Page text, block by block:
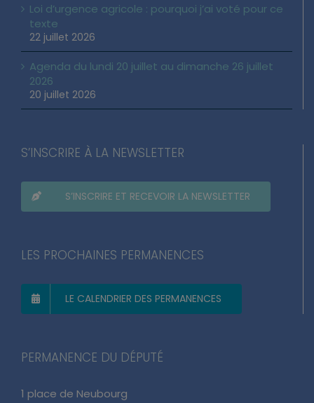
Loi d’urgence agricole : pourquoi j’ai voté pour ce
texte
22 juillet 2026
Agenda du lundi 20 juillet au dimanche 26 juillet
2026
20 juillet 2026
S’INSCRIRE À LA NEWSLETTER
S’INSCRIRE ET RECEVOIR LA NEWSLETTER
LES PROCHAINES PERMANENCES
LE CALENDRIER DES PERMANENCES
PERMANENCE DU DÉPUTÉ
1 place de Neubourg